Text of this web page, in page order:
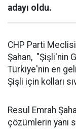
adayı oldu.
CHP Parti
Şahan, "Şişli'nin
Türkiye'nin en
Şişli için kolları
Resul Emrah
çözümlerin yanı